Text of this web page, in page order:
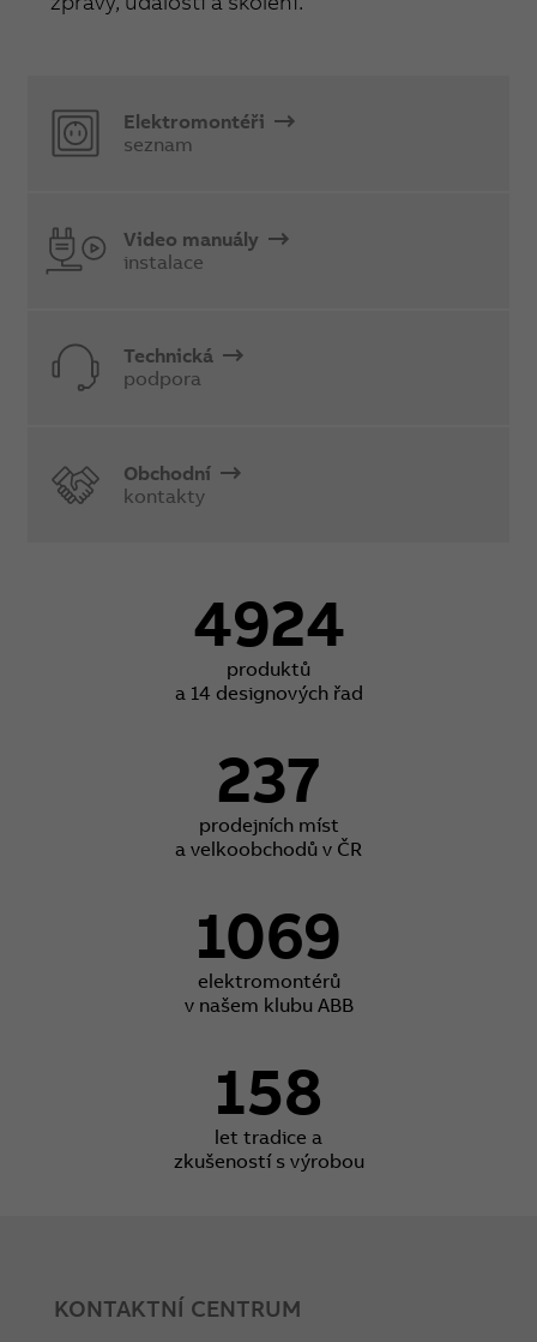
Elektromontéři
seznam
Video manuály
instalace
Technická
podpora
Obchodní
kontakty
4924
produktů
a 14 designových řad
237
prodejních míst
a velkoobchodů v ČR
1069
elektromontérů
v našem klubu ABB
158
let tradice a
zkušeností s výrobou
KONTAKTNÍ CENTRUM